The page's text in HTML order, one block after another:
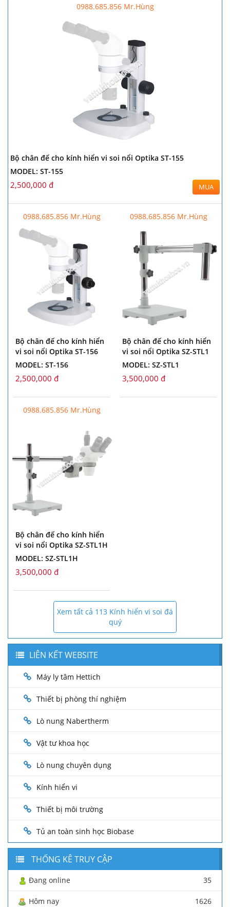
0988.685.856 Mr.Hùng
Bộ chân đế cho kính hiển vi soi nổi Optika ST-155
MODEL: ST-155
2,500,000 đ MUA
0988.685.856 Mr.Hùng
Bộ chân đế cho kính hiển
vi soi nổi Optika ST-156
MODEL: ST-156
2,500,000 đ
0988.685.856 Mr.Hùng
Bộ chân đế cho kính hiển
vi soi nổi Optika SZ-STL1
MODEL: SZ-STL1
3,500,000 đ
0988.685.856 Mr.Hùng
Bộ chân đế cho kính hiển
vi soi nổi Optika SZ-STL1H
MODEL: SZ-STL1H
3,500,000 đ
Xem tất cả 113 Kính hiển vi soi đá
quý
LIÊN KẾT WEBSITE
Máy ly tâm Hettich
Thiết bị phòng thí nghiệm
Lò nung Nabertherm
Vật tư khoa học
Lò nung chuyên dụng
Kính hiển vi
Thiết bị môi trường
Tủ an toàn sinh học Biobase
THỐNG KÊ TRUY CẬP
Đang online 35
Hôm nay 1626